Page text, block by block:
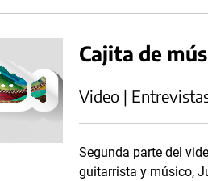
Cajita de
Video |
Segunda parte del
guitarrista y músico,